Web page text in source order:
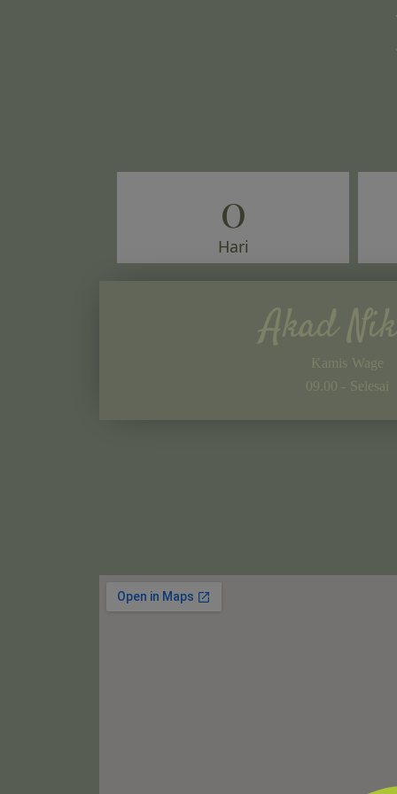
0
Hari
Akad
Kamis Wage
09.00 - Selesai